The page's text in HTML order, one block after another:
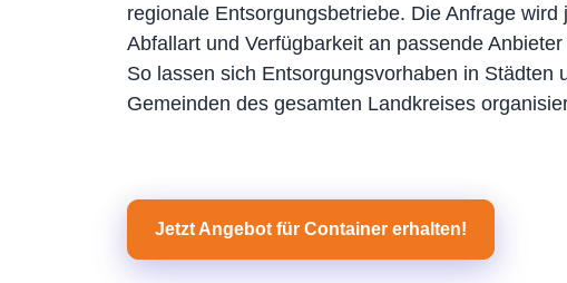
regionale Entsorgungsbetriebe. Die Anfrage wird
Abfallart und Verfügbarkeit an passende
So lassen sich Entsorgungsvorhaben in Städten
Gemeinden des gesamten Landkreises
Jetzt Angebot für Container erhalten!